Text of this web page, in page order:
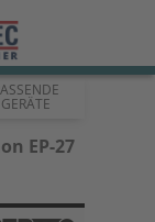
GERÄTE
EP-27